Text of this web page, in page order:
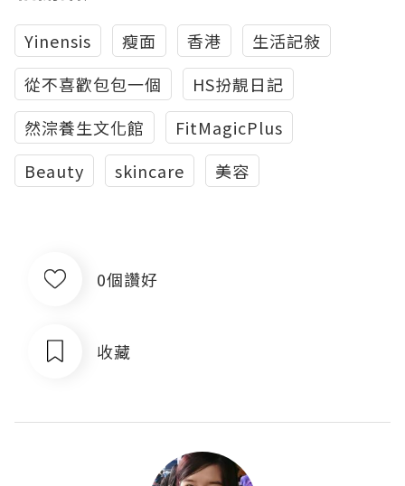
Yinensis 瘦面 香港
生活記敍
從不喜歡包包一個
HS扮靚日記
然淙養生文化館
FitMagicPlus
Beauty
skincare 美容
0個讚好
收藏